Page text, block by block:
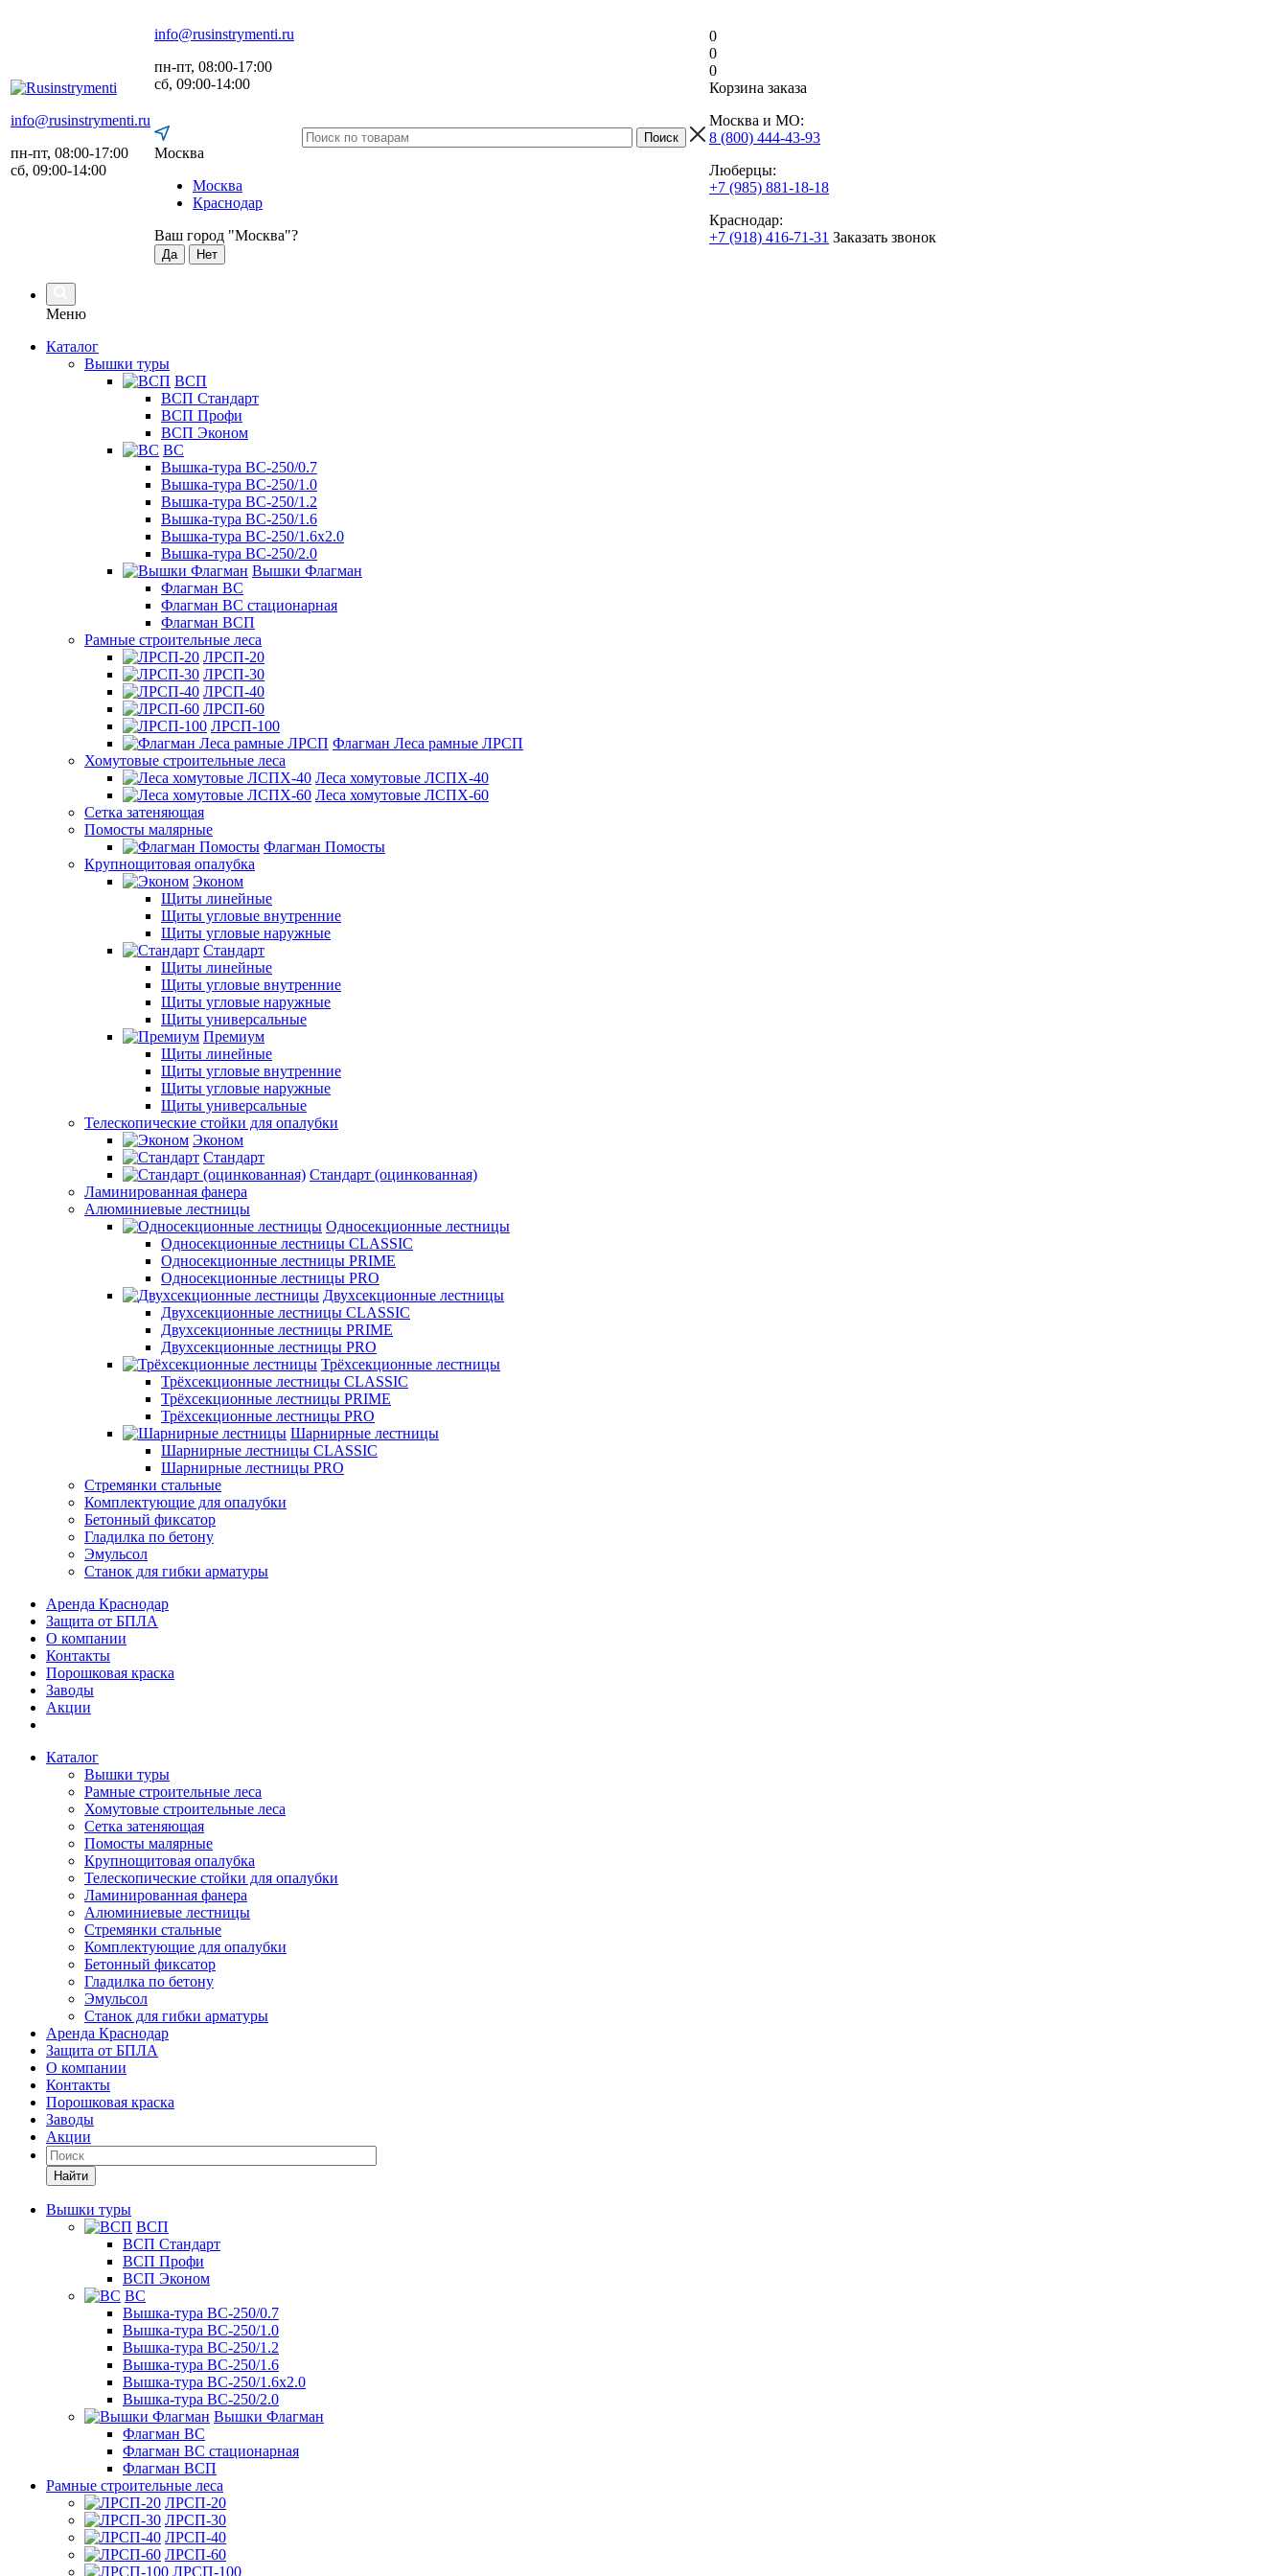
info@rusinstrymenti.ru
пн-пт, 08:00-17:00
сб, 09:00-14:00
info@rusinstrymenti.ru
пн-пт, 08:00-17:00
сб, 09:00-14:00
Москва
Москва
Краснодар
Ваш город "Москва"?
Да Нет
0
0
0
Корзина заказа
Москва и МО:
8 (800) 444-43-93
Люберцы:
+7 (985) 881-18-18
Краснодар:
+7 (918) 416-71-31 Заказать звонок
Меню
Каталог
Вышки туры
ВСП
ВСП Стандарт
ВСП Профи
ВСП Эконом
ВС
Вышка-тура ВС-250/0.7
Вышка-тура ВС-250/1.0
Вышка-тура ВС-250/1.2
Вышка-тура ВС-250/1.6
Вышка-тура ВС-250/1.6х2.0
Вышка-тура ВС-250/2.0
Вышки Флагман
Флагман ВС
Флагман ВС стационарная
Флагман ВСП
Рамные строительные леса
ЛРСП-20
ЛРСП-30
ЛРСП-40
ЛРСП-60
ЛРСП-100
Флагман Леса рамные ЛРСП
Хомутовые строительные леса
Леса хомутовые ЛСПХ-40
Леса хомутовые ЛСПХ-60
Сетка затеняющая
Помосты малярные
Флагман Помосты
Крупнощитовая опалубка
Эконом
Щиты линейные
Щиты угловые внутренние
Щиты угловые наружные
Стандарт
Щиты линейные
Щиты угловые внутренние
Щиты угловые наружные
Щиты универсальные
Премиум
Щиты линейные
Щиты угловые внутренние
Щиты угловые наружные
Щиты универсальные
Телескопические стойки для опалубки
Эконом
Стандарт
Стандарт (оцинкованная)
Ламинированная фанера
Алюминиевые лестницы
Односекционные лестницы
Односекционные лестницы CLASSIC
Односекционные лестницы PRIME
Односекционные лестницы PRO
Двухсекционные лестницы
Двухсекционные лестницы CLASSIC
Двухсекционные лестницы PRIME
Двухсекционные лестницы PRO
Трёхсекционные лестницы
Трёхсекционные лестницы CLASSIC
Трёхсекционные лестницы PRIME
Трёхсекционные лестницы PRO
Шарнирные лестницы
Шарнирные лестницы CLASSIC
Шарнирные лестницы PRO
Стремянки стальные
Комплектующие для опалубки
Бетонный фиксатор
Гладилка по бетону
Эмульсол
Станок для гибки арматуры
Аренда Краснодар
Защита от БПЛА
О компании
Контакты
Порошковая краска
Заводы
Акции
Каталог
Вышки туры
Рамные строительные леса
Хомутовые строительные леса
Сетка затеняющая
Помосты малярные
Крупнощитовая опалубка
Телескопические стойки для опалубки
Ламинированная фанера
Алюминиевые лестницы
Стремянки стальные
Комплектующие для опалубки
Бетонный фиксатор
Гладилка по бетону
Эмульсол
Станок для гибки арматуры
Аренда Краснодар
Защита от БПЛА
О компании
Контакты
Порошковая краска
Заводы
Акции
Найти
Вышки туры
ВСП
ВСП Стандарт
ВСП Профи
ВСП Эконом
ВС
Вышка-тура ВС-250/0.7
Вышка-тура ВС-250/1.0
Вышка-тура ВС-250/1.2
Вышка-тура ВС-250/1.6
Вышка-тура ВС-250/1.6х2.0
Вышка-тура ВС-250/2.0
Вышки Флагман
Флагман ВС
Флагман ВС стационарная
Флагман ВСП
Рамные строительные леса
ЛРСП-20
ЛРСП-30
ЛРСП-40
ЛРСП-60
ЛРСП-100